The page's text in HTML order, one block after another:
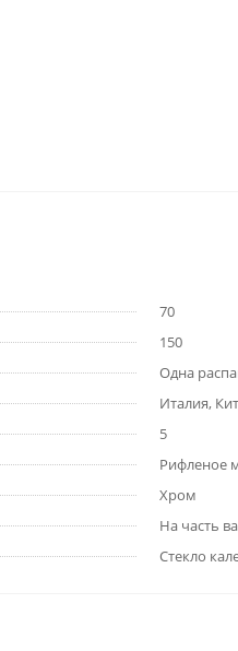
70
150
Одна
Италия,
5
Рифленое
Хром
На часть
Стекло